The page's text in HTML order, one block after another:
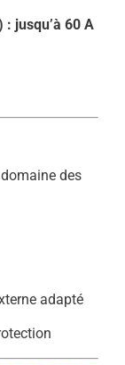
jusqu’à 60 A
des
adapté